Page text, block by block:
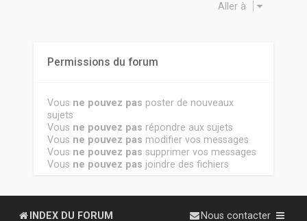
Aller à
Permissions du forum
Vous ne pouvez pas poster de nouveaux
sujets
Vous ne pouvez pas répondre aux sujets
Vous ne pouvez pas modifier vos messages
Vous ne pouvez pas supprimer vos messages
Vous ne pouvez pas joindre des fichiers
INDEX DU FORUM Nous contacter